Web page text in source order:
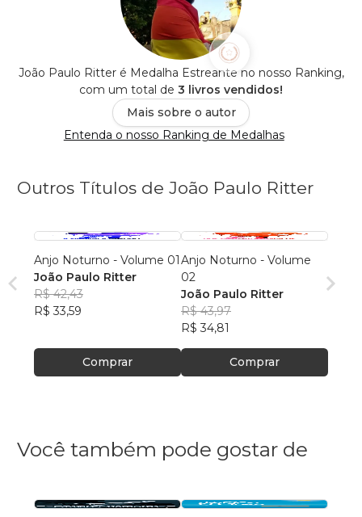
João Paulo Ritter é Medalha Estreante no nosso Ranking,
com um total de 3 livros vendidos!
Mais sobre o autor
Entenda o nosso Ranking de Medalhas
Outros Títulos de João Paulo Ritter
Anjo Noturno - Volume 01
João Paulo Ritter
R$ 42,43
R$ 33,59
Comprar
Anjo Noturno - Volume
02
João Paulo Ritter
R$ 43,97
R$ 34,81
Comprar
Você também pode gostar de